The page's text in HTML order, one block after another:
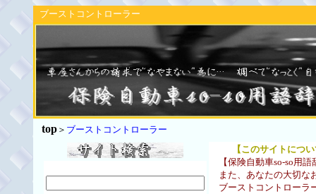
ブーストコントローラー
top ＞ ブーストコントローラー
【このサイトにつ
【保険自動車so-so用語
また、あなたの大切な
ブーストコントローラ